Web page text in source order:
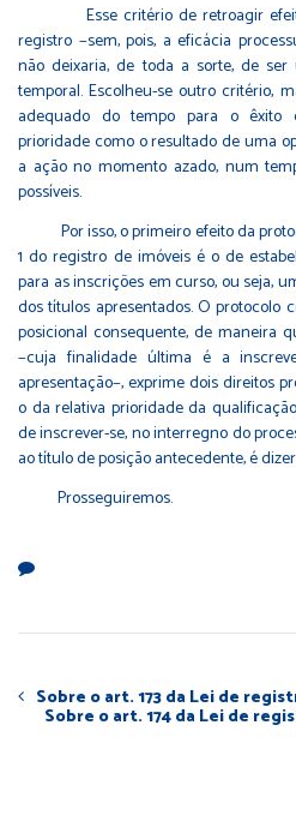
Esse critério de retroagir
registro −sem, pois, a eficácia
não deixaria, de toda a sorte, de
temporal. Escolheu-se outro critério,
adequado do tempo para o êxito
prioridade como o resultado de uma
a ação no momento azado, num
possíveis.
Por isso, o primeiro efeito da
1 do registro de imóveis é o de
para as inscrições em curso, ou seja,
dos títulos apresentados. O
posicional consequente, de maneira
−cuja finalidade última é a
apresentação−, exprime dois direitos
o da relativa prioridade da
de inscrever-se, no interregno do
ao título de posição antecedente, é
Prosseguiremos.
Sobre o art. 173 da Lei de
Sobre o art. 174 da Lei de